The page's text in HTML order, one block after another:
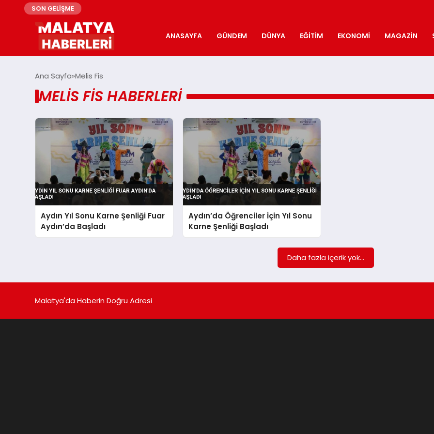
SON GELİŞME
ANASAYFA GÜNDEM DÜNYA EĞITIM EKONOMI MAGAZIN
Ana Sayfa Melis Fis
MELIS FIS HABERLERI
Aydın Yıl Sonu Karne Şenliği Fuar
Aydın’da Başladı
Aydın’da Öğrenciler İçin Yıl Sonu
Karne Şenliği Başladı
Daha fazla içerik yok...
Malatya'da Haberin Doğru Adresi